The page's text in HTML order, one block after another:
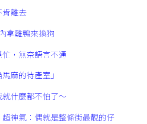
離去
拿雞鴨來換狗
，無奈語言不通
麻的待產室」
什麼都不怕了～
神氣：偶就是整條街最靚的仔